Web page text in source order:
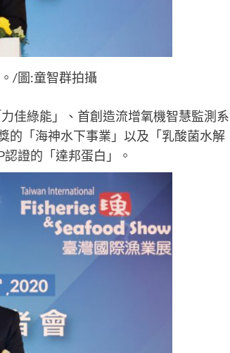
/圖:童智群拍攝
佳綠能」、首創造流增氧機智慧監測系
的「海神水下事業」以及「乳酸菌水解
證的「達邦蛋白」。